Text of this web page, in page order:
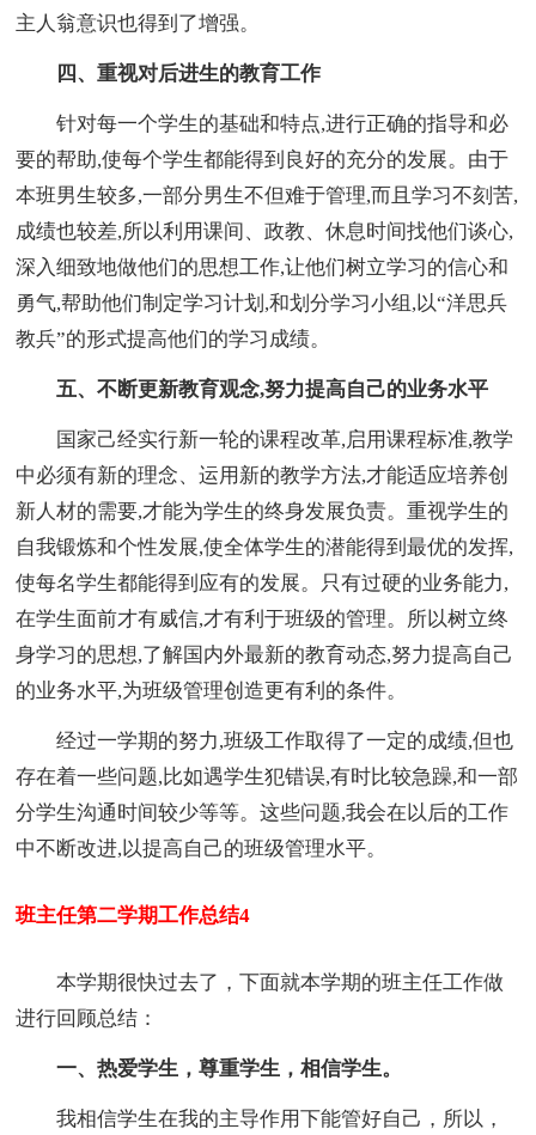
主人翁意识也得到了增强。
四、重视对后进生的教育工作
针对每一个学生的基础和特点,进行正确的指导和必
要的帮助,使每个学生都能得到良好的充分的发展。由于
本班男生较多,一部分男生不但难于管理,而且学习不刻苦,
成绩也较差,所以利用课间、政教、休息时间找他们谈心,
深入细致地做他们的思想工作,让他们树立学习的信心和
勇气,帮助他们制定学习计划,和划分学习小组,以“洋思兵
教兵”的形式提高他们的学习成绩。
五、不断更新教育观念,努力提高自己的业务水平
国家己经实行新一轮的课程改革,启用课程标准,教学
中必须有新的理念、运用新的教学方法,才能适应培养创
新人材的需要,才能为学生的终身发展负责。重视学生的
自我锻炼和个性发展,使全体学生的潜能得到最优的发挥,
使每名学生都能得到应有的发展。只有过硬的业务能力,
在学生面前才有威信,才有利于班级的管理。所以树立终
身学习的思想,了解国内外最新的教育动态,努力提高自己
的业务水平,为班级管理创造更有利的条件。
经过一学期的努力,班级工作取得了一定的成绩,但也
存在着一些问题,比如遇学生犯错误,有时比较急躁,和一部
分学生沟通时间较少等等。这些问题,我会在以后的工作
中不断改进,以提高自己的班级管理水平。
班主任第二学期工作总结4
本学期很快过去了，下面就本学期的班主任工作做
进行回顾总结：
一、热爱学生，尊重学生，相信学生。
我相信学生在我的主导作用下能管好自己，所以，